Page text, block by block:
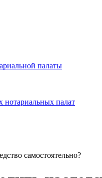
палаты
нотариальных палат
самостоятельно?